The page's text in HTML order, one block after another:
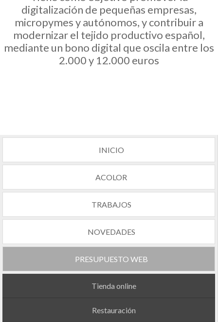
digitalización de pequeñas empresas,
micropymes y autónomos, y contribuir a
modernizar el tejido productivo español,
mediante un bono digital que oscila entre los
2.000 y 12.000 euros
INICIO
ACOLOR
TRABAJOS
NOVEDADES
PRESUPUESTO WEB
Tienda online
Restauración